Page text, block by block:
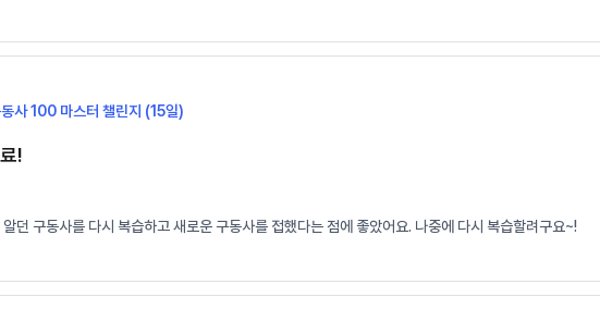
사 100 마스터 챌린지 (15일)
!
던 구동사를 다시 복습하고 새로운 구동사를 접했다는 점에 좋았어요. 나중에 다시 복습할려구요~!